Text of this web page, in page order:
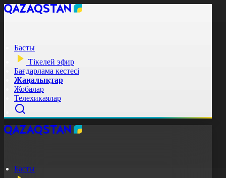
Басты
Тікелей эфир
Бағдарлама кестесі
Жаңалықтар
Жобалар
Телехикаялар
Басты